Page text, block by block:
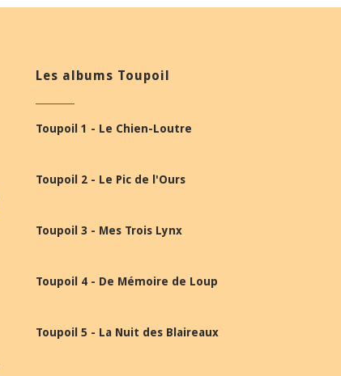
Les albums Toupoil
Toupoil 1 - Le Chien-Loutre
Toupoil 2 - Le Pic de l'Ours
Toupoil 3 - Mes Trois Lynx
Toupoil 4 - De Mémoire de Loup
Toupoil 5 - La Nuit des Blaireaux